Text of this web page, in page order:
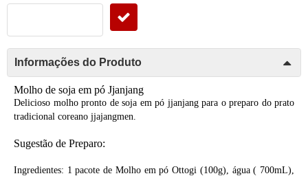
Informações do Produto
Molho de soja em pó Jjanjang
Delicioso molho pronto de soja em pó jjanjang para o preparo do prato
tradicional coreano jjajangmen.
Sugestão de Preparo:
Ingredientes: 1 pacote de Molho em pó Ottogi (100g), água ( 700mL),